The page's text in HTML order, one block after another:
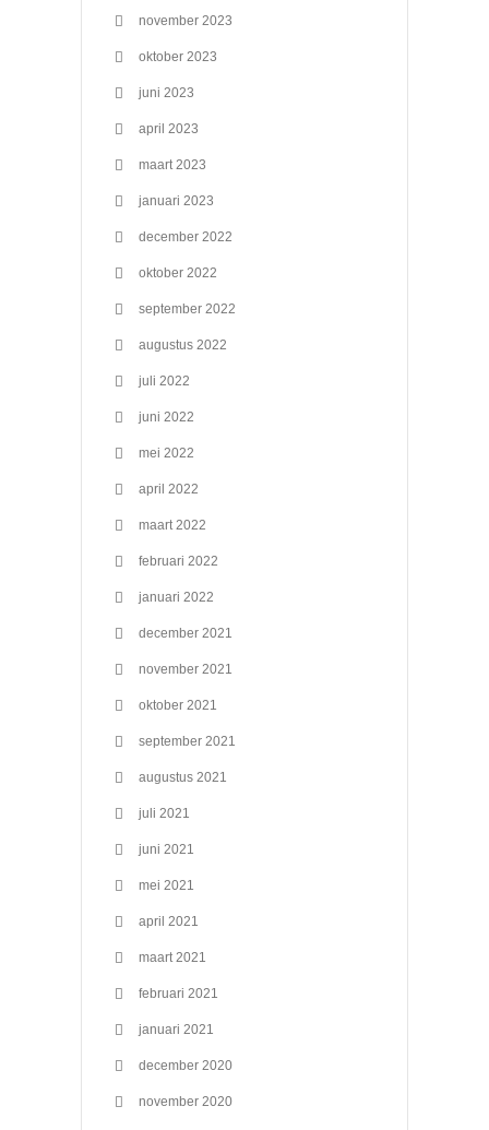
november 2023
oktober 2023
juni 2023
april 2023
maart 2023
januari 2023
december 2022
oktober 2022
september 2022
augustus 2022
juli 2022
juni 2022
mei 2022
april 2022
maart 2022
februari 2022
januari 2022
december 2021
november 2021
oktober 2021
september 2021
augustus 2021
juli 2021
juni 2021
mei 2021
april 2021
maart 2021
februari 2021
januari 2021
december 2020
november 2020